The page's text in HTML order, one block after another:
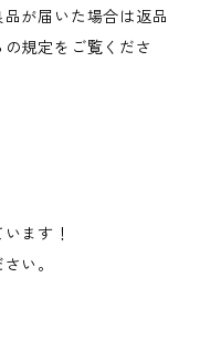
が届いた場合は返品
規定をご覧くださ
ます！
い。